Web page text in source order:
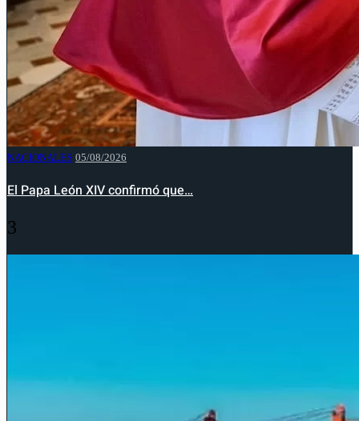
NACIONALES 05/08/2026
El Papa León XIV confirmó que…
3